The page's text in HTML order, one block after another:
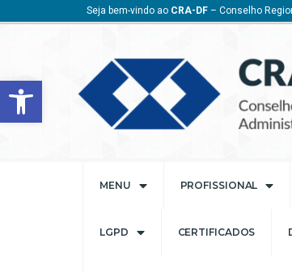
Barra de Ferramentas Aberta
Seja bem-vindo ao CRA-DF – Conselho
MENU PROFISSIONAL
LGPD CERTIFICADOS